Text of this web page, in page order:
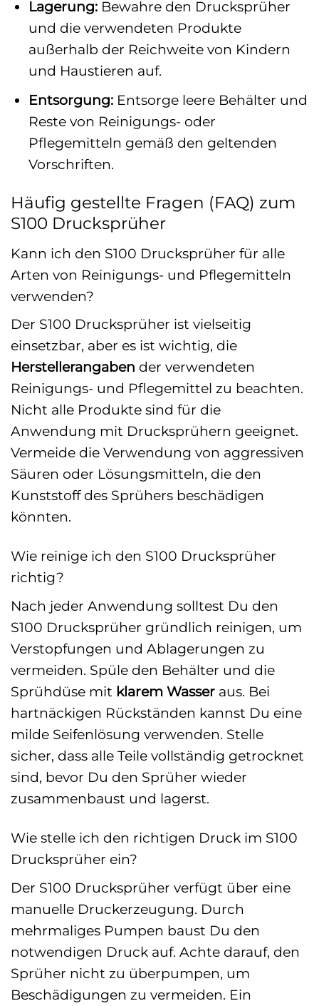
Lagerung:Bewahre den Drucksprüher
und die verwendeten Produkte
außerhalb der Reichweite von Kindern
und Haustieren auf.
Entsorgung:Entsorge leere Behälter und
Reste von Reinigungs- oder
Pflegemitteln gemäß den geltenden
Vorschriften.
Häufig gestellte Fragen (FAQ) zum
S100 Drucksprüher
Kann ich den S100 Drucksprüher für alle
Arten von Reinigungs- und Pflegemitteln
verwenden?
Der S100 Drucksprüher ist vielseitig
einsetzbar, aber es ist wichtig, die
Herstellerangaben der verwendeten
Reinigungs- und Pflegemittel zu beachten.
Nicht alle Produkte sind für die
Anwendung mit Drucksprühern geeignet.
Vermeide die Verwendung von aggressiven
Säuren oder Lösungsmitteln, die den
Kunststoff des Sprühers beschädigen
könnten.
Wie reinige ich den S100 Drucksprüher
richtig?
Nach jeder Anwendung solltest Du den
S100 Drucksprüher gründlich reinigen, um
Verstopfungen und Ablagerungen zu
vermeiden. Spüle den Behälter und die
Sprühdüse mit klarem Wasser aus. Bei
hartnäckigen Rückständen kannst Du eine
milde Seifenlösung verwenden. Stelle
sicher, dass alle Teile vollständig getrocknet
sind, bevor Du den Sprüher wieder
zusammenbaust und lagerst.
Wie stelle ich den richtigen Druck im S100
Drucksprüher ein?
Der S100 Drucksprüher verfügt über eine
manuelle Druckerzeugung. Durch
mehrmaliges Pumpen baust Du den
notwendigen Druck auf. Achte darauf, den
Sprüher nicht zu überpumpen, um
Beschädigungen zu vermeiden. Ein